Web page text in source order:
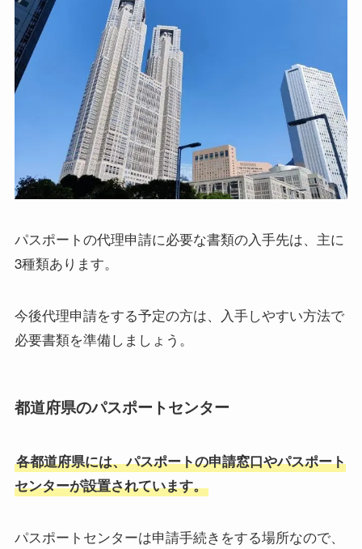
パスポートの代理申請に必要な書類の入手先は、主に
3種類あります。
今後代理申請をする予定の方は、入手しやすい方法で
必要書類を準備しましょう。
都道府県のパスポートセンター
各都道府県には、パスポートの申請窓口やパスポート
センターが設置されています。
パスポートセンターは申請手続きをする場所なので、